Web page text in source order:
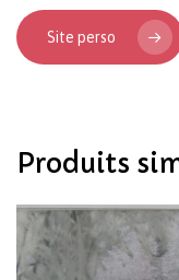
Site perso
Produits